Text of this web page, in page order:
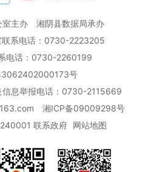
室主办
湘阴县数据局承办
联系电话：0730-2223205
电话：0730-2260199
号
信息举报电话：0730-2115669
湘ICP备09009298号
联系政府 网站地图